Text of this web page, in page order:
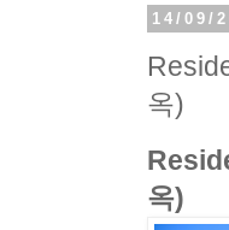
14/09/
옥)
옥)